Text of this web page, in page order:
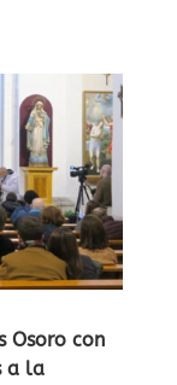
Osoro con
a la